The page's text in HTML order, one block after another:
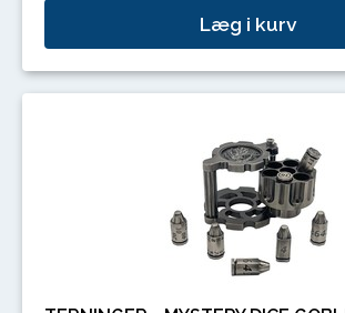
Læg i kurv